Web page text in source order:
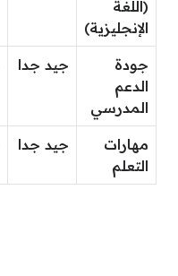
(اللغة
الإنجليزية)
جودة
الدعم
المدرسي
جيد جدا
مهارات
التعلم
جيد جدا